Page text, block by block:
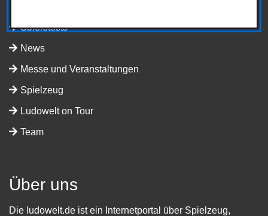
Spieletests
News
Messe und Veranstaltungen
Spielzeug
Ludowelt on Tour
Team
Über uns
Die ludowelt.de ist ein Internetportal über Spielzeug,